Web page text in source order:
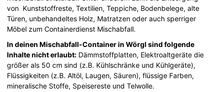
von Kunststoffreste, Textilien, Teppiche, Bodenbelege, alte
Türen, unbehandeltes Holz, Matratzen oder auch sperriger
Möbel zum Containerdienst Mischabfall.
In deinen Mischabfall-Container in Wörgl sind folgende
Inhalte nicht erlaubt: Dämmstoffplatten, Elektroaltgeräte die
größer als 50 cm sind (z.B. Kühlschränke und Kühlgeräte),
Flüssigkeiten (z.B. Altöl, Laugen, Säuren), flüssige Farben,
mineralische Stoffe, Speisereste und Telwolle.